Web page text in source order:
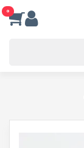
0